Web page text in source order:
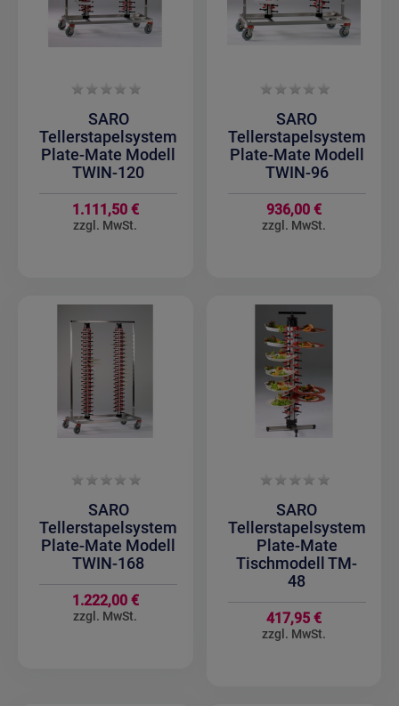
SARO
Tellerstapelsystem
Plate-Mate Modell
TWIN-120
1.111,50 €
SARO
Tellerstapelsystem
Plate-Mate Modell
TWIN-96
936,00 €
SARO
Tellerstapelsystem
Plate-Mate Modell
TWIN-168
1.222,00 €
SARO
Tellerstapelsystem
Plate-Mate
Tischmodell TM-
48
417,95 €